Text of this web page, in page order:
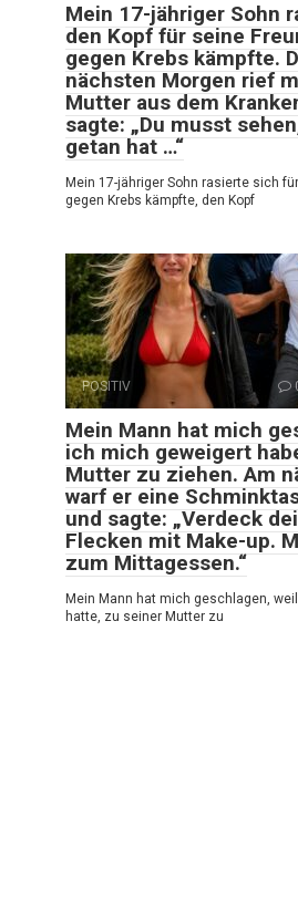
Mein 17-jähriger Sohn
den Kopf für seine
gegen Krebs kämpfte.
nächsten Morgen rief
Mutter aus dem
sagte: „Du musst
getan hat …“
Mein 17-jähriger Sohn rasierte sich
gegen Krebs kämpfte, den Kopf
POSITIV
Mein Mann hat mich
ich mich geweigert
Mutter zu ziehen. Am
warf er eine
und sagte: „Verdeck
Flecken mit Make-up.
zum Mittagessen.“
Mein Mann hat mich geschlagen,
hatte, zu seiner Mutter zu